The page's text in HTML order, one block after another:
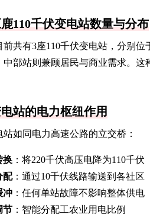
110千伏变电站数量与分布
前共有3座110千伏变电站，分别
中部站则兼顾居民与商业需求。
站的电力枢纽作用
站如同电力高速公路的立交桥：
换 ：将220千伏高压电降为110千伏
配：通过10千伏线路输送到各社区
冲 ：任何单站故障不影响整体供电
节 ：智能分配工农业用电比例